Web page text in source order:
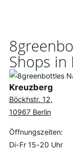
Shops in
Kreuzberg
Böckhstr. 12,
10967 Berlin
Öffnungszeiten:
Di-Fr 15-20 Uhr